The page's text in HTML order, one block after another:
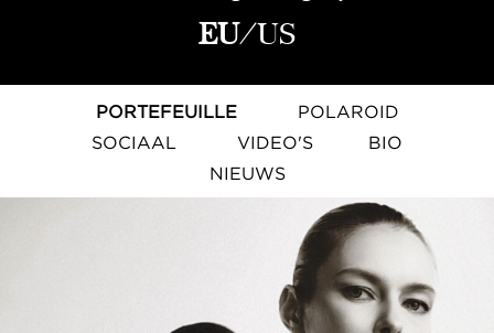
EU/US
PORTEFEUILLE
POLAROID
SOCIAAL
VIDEO'S
BIO
NIEUWS